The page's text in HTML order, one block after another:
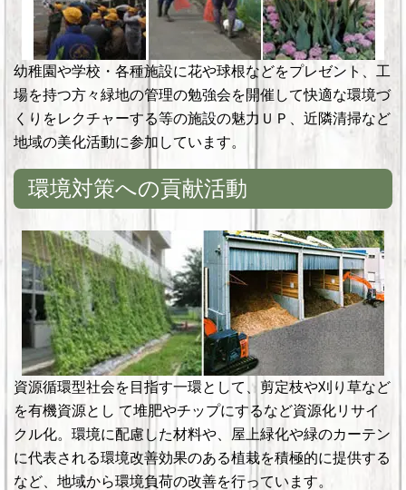
幼稚園や学校・各種施設に花や球根などをプレゼント、工
場を持つ方々緑地の管理の勉強会を開催して快適な環境づ
くりをレクチャーする等の施設の魅力ＵＰ、近隣清掃など
地域の美化活動に参加しています。
環境対策への貢献活動
資源循環型社会を目指す一環として、剪定枝や刈り草など
を有機資源とし て堆肥やチップにするなど資源化リサイ
クル化。環境に配慮した材料や、屋上緑化や緑のカーテン
に代表される環境改善効果のある植栽を積極的に提供する
など、地域から環境負荷の改善を行っています。